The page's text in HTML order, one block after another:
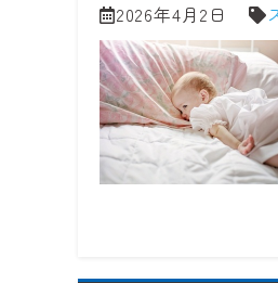
2026年4月2日